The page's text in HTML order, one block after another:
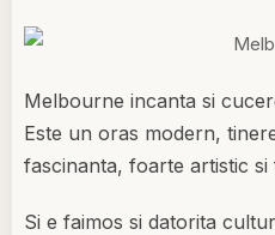
Melbourne incanta si
Este un oras modern,
fascinanta, foarte artistic si
Si e faimos si datorita